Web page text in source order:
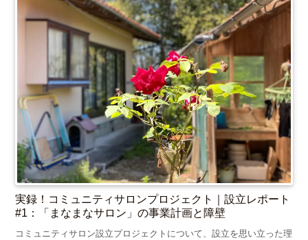
実録！コミュニティサロンプロジェクト｜設立レポート
#1：「まなまなサロン」の事業計画と障壁
コミュニティサロン設立プロジェクトについて、設立を思い立った理